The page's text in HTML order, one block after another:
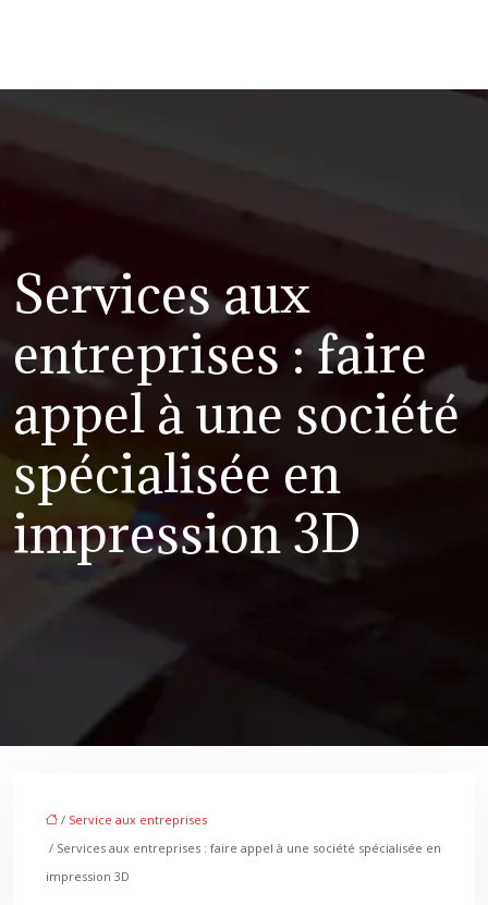
Services aux
entreprises : faire
appel à une société
spécialisée en
impression 3D
/ Service aux entreprises
/ Services aux entreprises : faire appel à une société spécialisée en
impression 3D